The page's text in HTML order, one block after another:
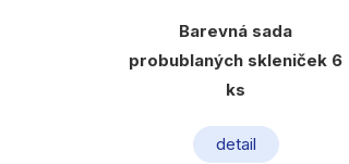
Barevná sada
probublaných skleniček 6
ks
detail